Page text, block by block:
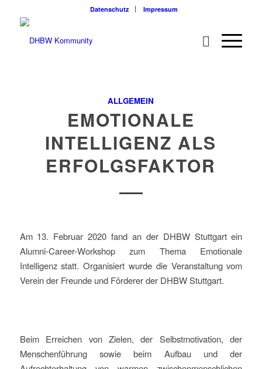
Datenschutz Impressum
ALLGEMEIN
EMOTIONALE
INTELLIGENZ ALS
ERFOLGSFAKTOR
Am 13. Februar 2020 fand an der DHBW Stuttgart ein
Alumni-Career-Workshop zum Thema Emotionale
Intelligenz statt. Organisiert wurde die Veranstaltung vom
Verein der Freunde und Förderer der DHBW Stuttgart.
Beim Erreichen von Zielen, der Selbstmotivation, der
Menschenführung sowie beim Aufbau und der